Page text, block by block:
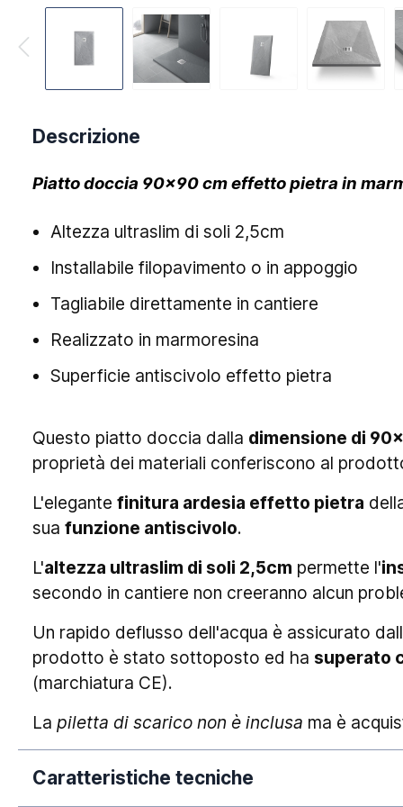
Descrizione
Piatto doccia 90x90 cm effetto pietra in
Altezza ultraslim di soli 2,5cm
Installabile filopavimento o in appoggio
Tagliabile direttamente in cantiere
Realizzato in marmoresina
Superficie antiscivolo effetto pietra
Questo piatto doccia dalla dimensione di
proprietà dei materiali conferiscono al
L'elegante finitura ardesia effetto pietra
sua funzione antiscivolo.
L'altezza ultraslim di soli 2,5cm permette l'
secondo in cantiere non creeranno alcun
Un rapido deflusso dell'acqua è assicurato
prodotto è stato sottoposto ed ha superato
(marchiatura CE).
La piletta di scarico non è inclusa ma è
Caratteristiche tecniche